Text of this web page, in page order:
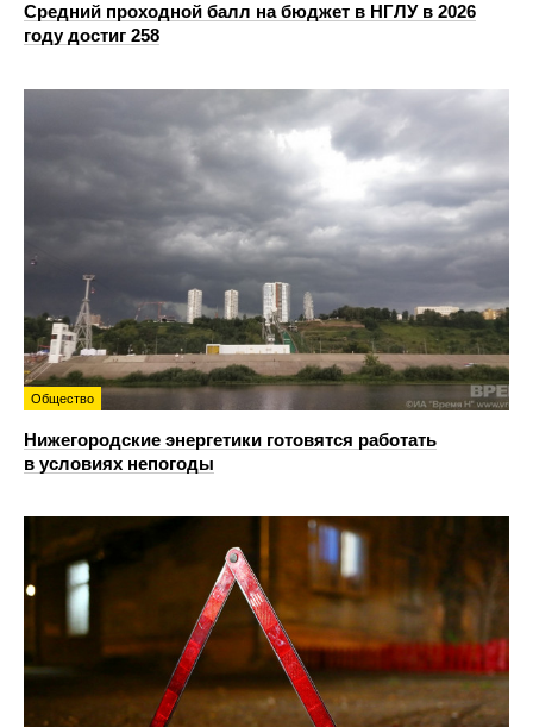
Средний проходной балл на бюджет в НГЛУ в 2026
году достиг 258
Общество
Нижегородские энергетики готовятся работать
в условиях непогоды